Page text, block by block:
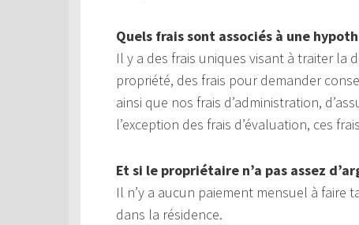
Quels frais sont associés à une
Il y a des frais uniques visant à traiter la
propriété, des frais pour demander
ainsi que nos frais d’administration,
l’exception des frais d’évaluation, ces
Et si le propriétaire n’a pas assez
Il n’y a aucun paiement mensuel à
dans la résidence.